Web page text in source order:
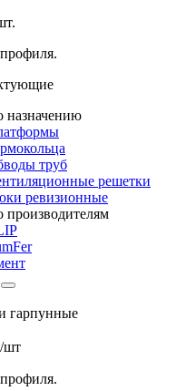
назначению
труб
решетки
ревизионные
производителям
гарпунные
шт